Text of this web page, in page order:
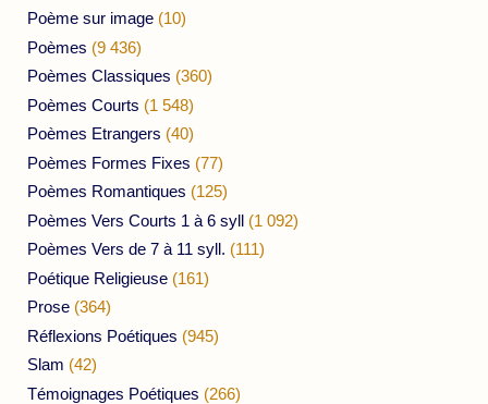
Poème sur image (10)
Poèmes (9 436)
Poèmes Classiques (360)
Poèmes Courts (1 548)
Poèmes Etrangers (40)
Poèmes Formes Fixes (77)
Poèmes Romantiques (125)
Poèmes Vers Courts 1 à 6 syll (1 092)
Poèmes Vers de 7 à 11 syll. (111)
Poétique Religieuse (161)
Prose (364)
Réflexions Poétiques (945)
Slam (42)
Témoignages Poétiques (266)